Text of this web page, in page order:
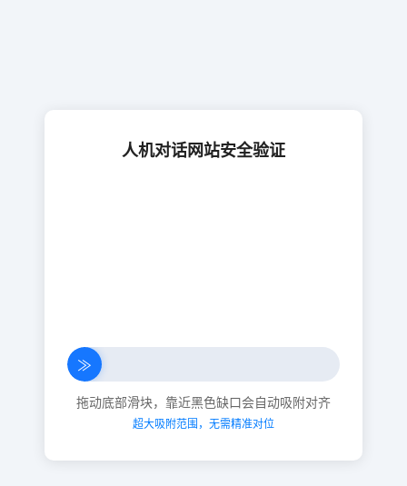
人机对话网站安全验证
≫
拖动底部滑块，靠近黑色缺口会自动吸附对齐
超大吸附范围，无需精准对位